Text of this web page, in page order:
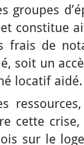
groupes
constitue
frais de
soit un
locatif aidé.
cette
sur le